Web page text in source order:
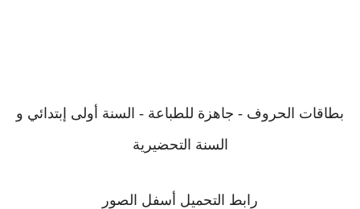
بطاقات الحروف - جاهزة للطباعة - السنة أولى إبتدائي و
السنة التحضيرية
رابط التحميل أسفل الصور